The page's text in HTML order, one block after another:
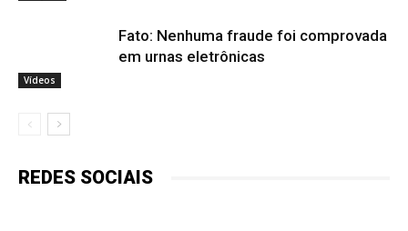
Vídeos
Fato: Nenhuma fraude foi comprovada
em urnas eletrônicas
REDES SOCIAIS